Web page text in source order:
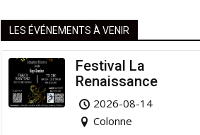
LES ÉVÉNEMENTS À VENIR
Festival La
Renaissance
2026-08-14
Colonne